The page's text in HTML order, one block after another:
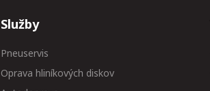
Služby
Pneuservis
Oprava hliníkových diskov